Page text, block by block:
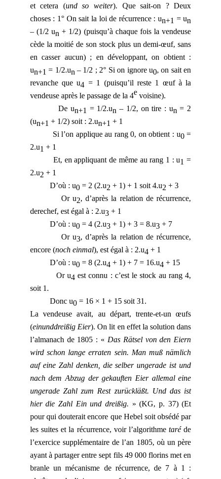
et cetera (und so weiter). Que sait-on ? Deux
choses : 1° On sait la loi de récurrence : un+1 = un
– (1/2 un + 1/2) (puisqu’à chaque fois la vendeuse
cède la moitié de son stock plus un demi-œuf, sans
en casser aucun) ; en développant, on obtient :
un+1 = 1/2.un – 1/2 ; 2° Si on ignore u0, on sait en
revanche que u4 = 1 (puisqu’il reste 1 œuf à la
vendeuse après le passage de la 4evoisine).
De un+1 = 1/2.un – 1/2, on tire : un = 2
(un+1 + 1/2) soit : 2.un+1 + 1
Si l’on applique au rang 0, on obtient : u0=
2.u1 + 1
Et, en appliquant de même au rang 1 : u1 =
2.u2 + 1
D’où : u0= 2 (2.u2 + 1) + 1 soit 4.u2 + 3
Or u2, d’après la relation de récurrence,
derechef, est égal à : 2.u3 + 1
D’où : u0= 4 (2.u3 + 1) + 3 = 8.u3 + 7
Or u3, d’après la relation de récurrence,
encore (noch einmal), est égal à : 2.u4 + 1
D’où : u0= 8 (2.u4 + 1) + 7 = 16.u4 + 15
Or u4 est connu : c’est le stock au rang 4,
soit 1.
Donc u0= 16 × 1 + 15 soit 31.
La vendeuse avait, au départ, trente-et-un œufs
(einunddreißig Eier). On lit en effet la solution dans
l’almanach de 1805 : « Das Rätsel von den Eiern
wird schon lange erraten sein. Man muß nämlich
auf eine Zahl denken, die selber ungerade ist und
nach dem Abzug der gekauften Eier allemal eine
ungerade Zahl zum Rest zurückläßt. Und das ist
hier die Zahl Ein und dreißig. » (KG, p. 37) (Et
pour qui douterait encore que Hebel soit obsédé par
les suites et la récurrence, voir l’algorithmetaréde
l’exercice supplémentaire de l’an 1805, où un père
ayant à partager entre sept fils 49 000 florins met en
branle un mécanisme de récurrence, de 7 à 1 :